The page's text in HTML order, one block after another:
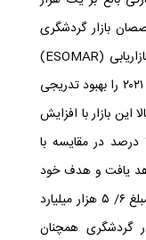
بازار گردشگری
به‌همراه انجمن اروپایی تحقیقات نظری و بازاریابی (ESOMAR)
پیش‌بینی خود از بخش گردشگری برای سال ۲۰۲۱ را بهبود تدریجی
این بازار با افزایش
حداقلی همراه خواهد بود و حدود ۴/ ۲۲ درصد در مقایسه با
افزایش خواهد یافت و هدف خود
تا پایان ۲۰۳۰ را افزایش درآمد این بازار تا مبلغ ۶/ ۵ هزار میلیارد
گردشگری همچنان